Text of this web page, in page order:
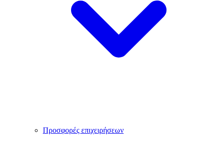
Προσφορές επιχειρήσεων